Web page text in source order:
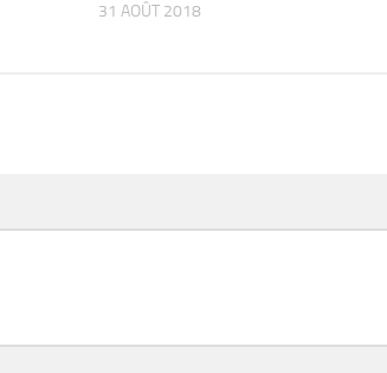
31 AOÛT 2018